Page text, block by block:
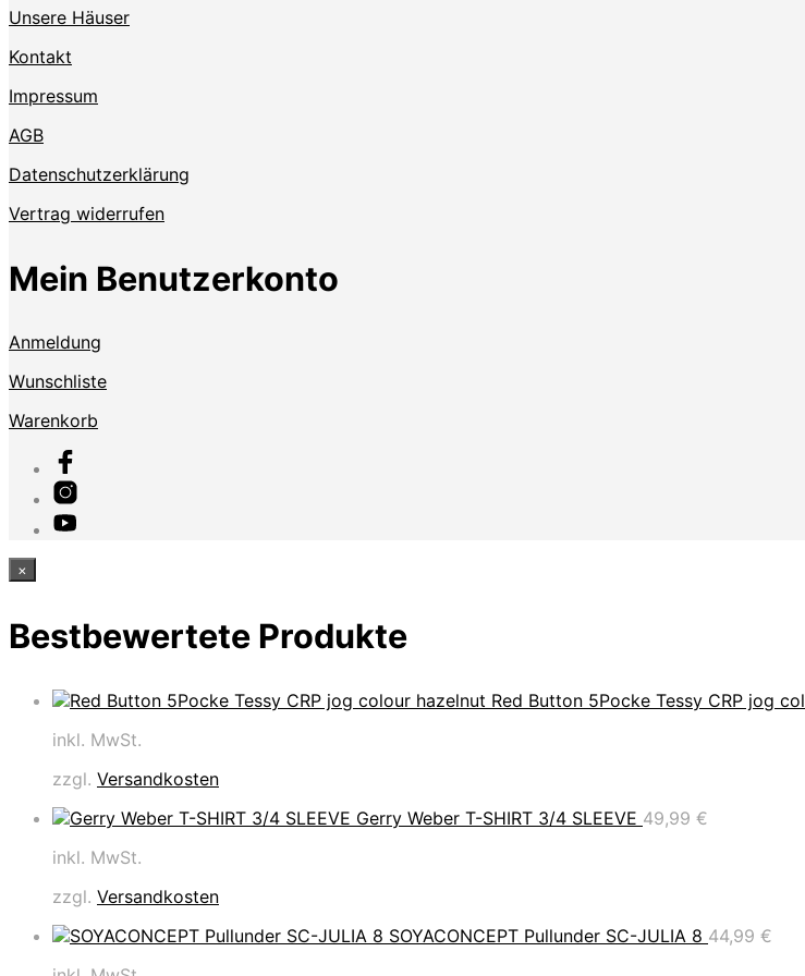
Unsere Häuser
Kontakt
Impressum
AGB
Datenschutzerklärung
Vertrag widerrufen
Mein Benutzerkonto
Anmeldung
Wunschliste
Warenkorb
×
Bestbewertete Produkte
Red Button 5Pocke Tessy CRP jog
inkl. MwSt.
zzgl. Versandkosten
Gerry Weber T-SHIRT 3/4 SLEEVE 49,99 €
inkl. MwSt.
zzgl. Versandkosten
SOYACONCEPT Pullunder SC-JULIA 8 44,99 €